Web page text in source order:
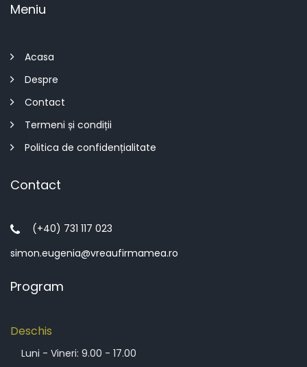
Meniu
Acasa
Despre
Contact
Termeni și condiții
Politica de confidențialitate
Contact
(+40) 731 117 023
simon.eugenia@vreaufirmamea.ro
Program
Deschis
Luni - Vineri: 9.00 - 17.00